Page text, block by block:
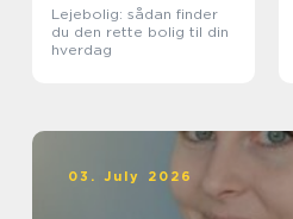
Lejebolig: sådan finder
du den rette bolig til din
hverdag
03. July 2026